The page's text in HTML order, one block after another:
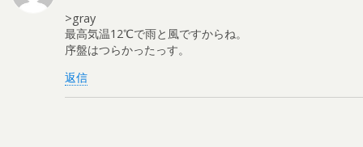
>gray
最高気温12℃で雨と風ですからね。
序盤はつらかったっす。
返信